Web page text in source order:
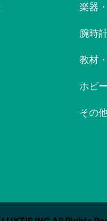
楽器
腕時
教材
ホビ
その